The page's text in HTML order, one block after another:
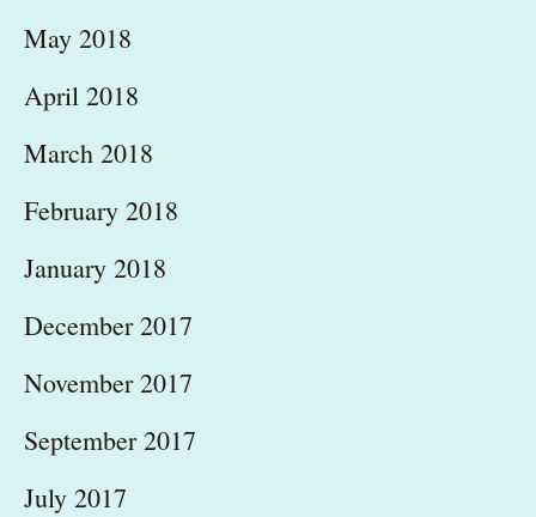
May 2018
April 2018
March 2018
February 2018
January 2018
December 2017
November 2017
September 2017
July 2017